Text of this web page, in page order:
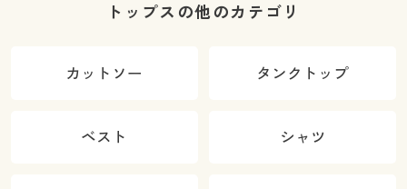
トップスの他のカテゴリ
カットソー タンクトップ
ベスト シャツ